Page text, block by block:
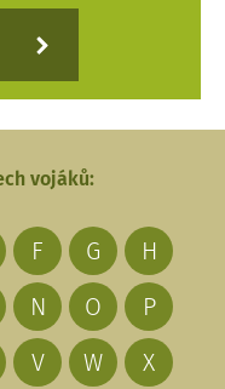
vojáků:
F G
H
N O
P
V W
X